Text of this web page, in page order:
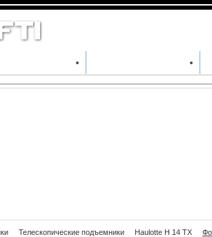
ПРОИЗВОДИТЕЛИ АРЕНДА СПЕЦТЕХНИКИ
Телескопические подъемники Haulotte H 14 TX